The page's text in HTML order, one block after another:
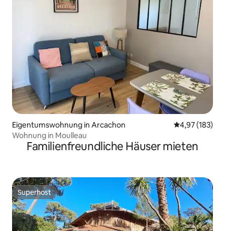
Eigentumswohnung in Arcachon
4,97 (183)
Wohnung in Moulleau
Familienfreundliche Häuser mieten
Superhost
Superhost